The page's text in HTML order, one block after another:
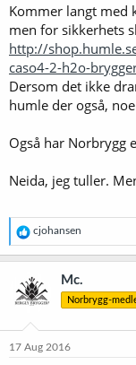
Kommer langt med
men for sikkerhets
http://
caso4-2-h2o-
Dersom det ikke
humle der også,
Også har Norbrygg
Neida, jeg tuller.
R
e
a
s
j
e
cjohansen
Mc.
Norbrygg-
17 Aug 2016